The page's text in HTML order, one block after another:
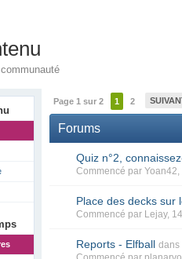
Page 1 sur 2 1 2
Forums
Quiz n°2,
Commencé parYoan42
Place des decks sur
Commencé par Lejay,
Reports - Elfball dans